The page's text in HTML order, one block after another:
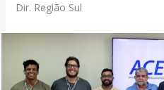
Dir. Região Sul